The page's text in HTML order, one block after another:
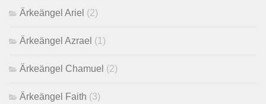
Ärkeängel Ariel (2)
Ärkeängel Azrael (1)
Ärkeängel Chamuel (2)
Ärkeängel Faith (3)